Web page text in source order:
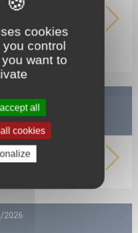
et santé,
internationaux
hospitalière
2026
cookies
control
want to
all
cookies